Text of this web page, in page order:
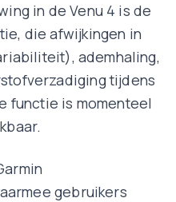
in de Venu 4 is de
die afwijkingen in
ademhaling,
tijdens
functie is momenteel
gebruikers